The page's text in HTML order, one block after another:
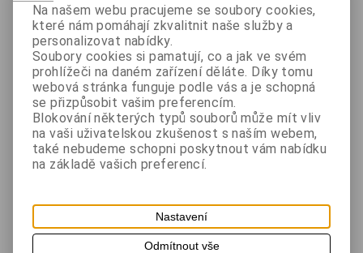
ks
Přidat do košíku
Katalogové číslo:PWK402-00006A
Záruka (měsíců):24
Dostupnost: Skladem
Dotaz na výrobek
Tisk
Podrobný popis
Na našem webu pracujeme se soubory cookies,
které nám pomáhají zkvalitnit naše služby a
personalizovat nabídky.
Soubory cookies si pamatují, co a jak ve svém
prohlížeči na daném zařízení děláte. Díky tomu
webová stránka funguje podle vás a je schopná
se přizpůsobit vašim preferencím.
Blokování některých typů souborů může mít vliv
na vaši uživatelskou zkušenost s naším webem,
také nebudeme schopni poskytnout vám nabídku
na základě vašich preferencí.
Nastavení
Odmítnout vše